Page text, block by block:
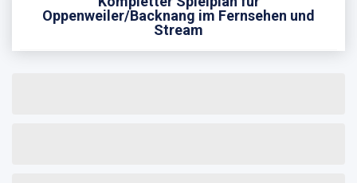
Oppenweiler/Backnang im Fernsehen und
Stream